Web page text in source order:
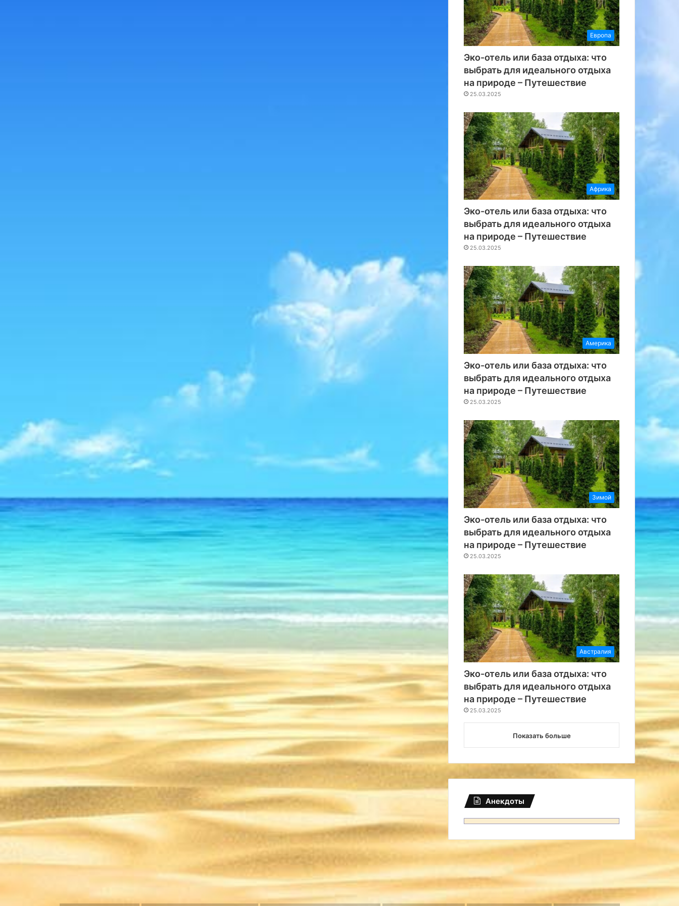
Европа
Эко-отель или база отдыха: что
выбрать для идеального отдыха
на природе – Путешествие
25.03.2025
Африка
Эко-отель или база отдыха: что
выбрать для идеального отдыха
на природе – Путешествие
25.03.2025
Америка
Эко-отель или база отдыха: что
выбрать для идеального отдыха
на природе – Путешествие
25.03.2025
Зимой
Эко-отель или база отдыха: что
выбрать для идеального отдыха
на природе – Путешествие
25.03.2025
Австралия
Эко-отель или база отдыха: что
выбрать для идеального отдыха
на природе – Путешествие
25.03.2025
Показать больше
Анекдоты